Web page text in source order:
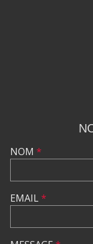
NOM *
EMAIL*